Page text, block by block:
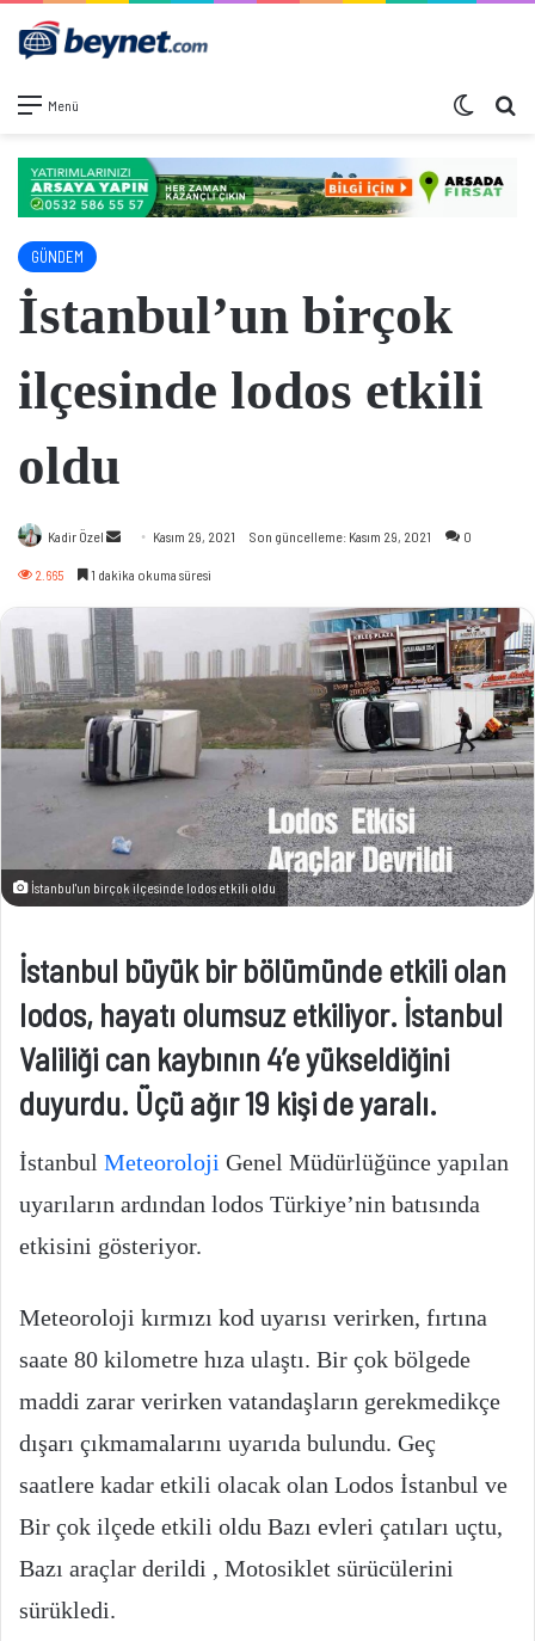
Menü Dış
GÜNDEM
İstanbul’un birçok
ilçesinde lodos etkili
oldu
Kadir Özel
Bir
göndermek
Kasım 29, 2021 Son güncelleme: Kasım 29, 2021 0
2.665 1 dakika okuma süresi
İstanbul'un birçok ilçesinde lodos etkili oldu
İstanbul büyük bir bölümünde etkili olan
lodos, hayatı olumsuz etkiliyor. İstanbul
Valiliği can kaybının 4’e yükseldiğini
duyurdu. Üçü ağır 19 kişi de yaralı.
İstanbul Meteoroloji Genel Müdürlüğünce yapılan
uyarıların ardından lodos Türkiye’nin batısında
etkisini gösteriyor.
Meteoroloji kırmızı kod uyarısı verirken, fırtına
saate 80 kilometre hıza ulaştı. Bir çok bölgede
maddi zarar verirken vatandaşların gerekmedikçe
dışarı çıkmamalarını uyarıda bulundu. Geç
saatlere kadar etkili olacak olan Lodos İstanbul ve
Bir çok ilçede etkili oldu Bazı evleri çatıları uçtu,
Bazı araçlar derildi , Motosiklet sürücülerini
sürükledi.